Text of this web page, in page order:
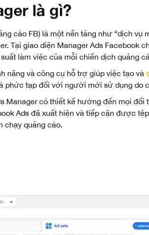
là gì?
cáo FB) là một nền tảng như “dịch
Tại giao diện Manager Ads Facebook
làm việc của mỗi chiến dịch quảng
năng và công cụ hỗ trợ giúp việc tạo và
phức tạp đối với người mới sử dụng do
Manager có thiết kế hướng đến mọi
Ads đã xuất hiện và tiếp cận được
chạy quảng cáo.